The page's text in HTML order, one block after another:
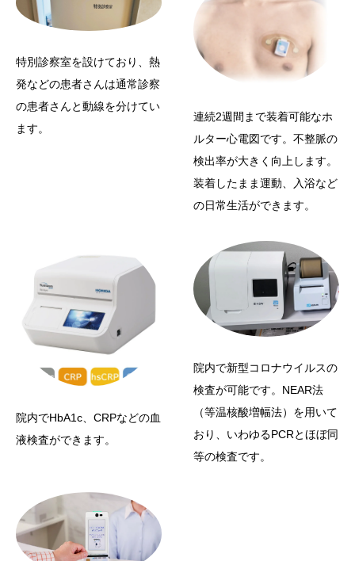
特別診察室を設けており、熱
発などの患者さんは通常診察
の患者さんと動線を分けてい
ます。
連続2週間まで装着可能なホ
ルター心電図です。不整脈の
検出率が大きく向上します。
装着したまま運動、入浴など
の日常生活ができます。
院内でHbA1c、CRPなどの血
液検査ができます。
院内で新型コロナウイルスの
検査が可能です。NEAR法
（等温核酸増幅法）を用いて
おり、いわゆるPCRとほぼ同
等の検査です。